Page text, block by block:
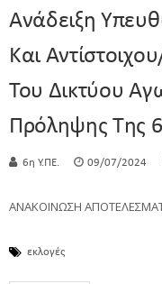
Ανάδειξη
Και
Του Δικτύου
Πρόληψης Της
6η Υ.ΠΕ. 09/07/2024
ΑΝΑΚΟΙΝΩΣΗ
εκλογές